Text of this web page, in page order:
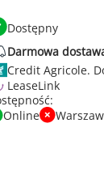
Dostępny
Darmowa
Credit Agricole.
LeaseLink
Online